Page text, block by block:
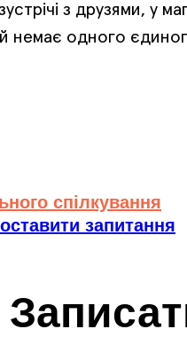
з друзями, у
немає одного
спілкування
запитання